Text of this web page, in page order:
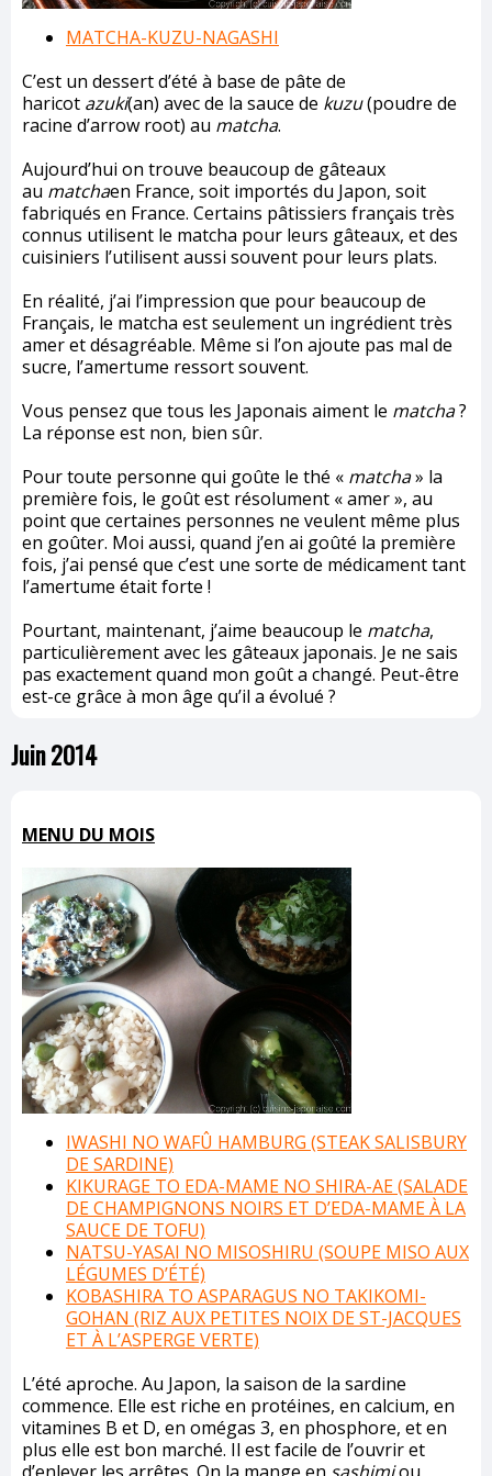
MATCHA-KUZU-NAGASHI
C’est un dessert d’été à base de pâte de
haricot azuki(an) avec de la sauce de kuzu(poudre de
racine d’arrow root) au matcha.
Aujourd’hui on trouve beaucoup de gâteaux
au matchaen France, soit importés du Japon, soit
fabriqués en France. Certains pâtissiers français très
connus utilisent le matcha pour leurs gâteaux, et des
cuisiniers l’utilisent aussi souvent pour leurs plats.
En réalité, j’ai l’impression que pour beaucoup de
Français, le matcha est seulement un ingrédient très
amer et désagréable. Même si l’on ajoute pas mal de
sucre, l’amertume ressort souvent.
Vous pensez que tous les Japonais aiment le matcha?
La réponse est non, bien sûr.
Pour toute personne qui goûte le thé « matcha» la
première fois, le goût est résolument « amer », au
point que certaines personnes ne veulent même plus
en goûter. Moi aussi, quand j’en ai goûté la première
fois, j’ai pensé que c’est une sorte de médicament tant
l’amertume était forte !
Pourtant, maintenant, j’aime beaucoup le matcha,
particulièrement avec les gâteaux japonais. Je ne sais
pas exactement quand mon goût a changé. Peut-être
est-ce grâce à mon âge qu’il a évolué ?
Juin 2014
MENU DU MOIS
IWASHI NO WAFÛ HAMBURG (STEAK SALISBURY
DE SARDINE)
KIKURAGE TO EDA-MAME NO SHIRA-AE (SALADE
DE CHAMPIGNONS NOIRS ET D’EDA-MAME À LA
SAUCE DE TOFU)
NATSU-YASAI NO MISOSHIRU (SOUPE MISO AUX
LÉGUMES D’ÉTÉ)
KOBASHIRA TO ASPARAGUS NO TAKIKOMI-
GOHAN (RIZ AUX PETITES NOIX DE ST-JACQUES
ET À L’ASPERGE VERTE)
L’été aproche. Au Japon, la saison de la sardine
commence. Elle est riche en protéines, en calcium, en
vitamines B et D, en omégas 3, en phosphore, et en
plus elle est bon marché. Il est facile de l’ouvrir et